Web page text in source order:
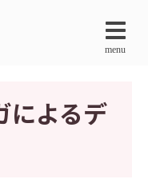
menu
によるデ